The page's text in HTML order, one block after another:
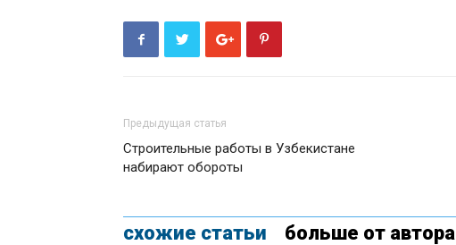
Предыдущая статья
Строительные работы в Узбекистане
набирают обороты
схожие статьи больше от автора